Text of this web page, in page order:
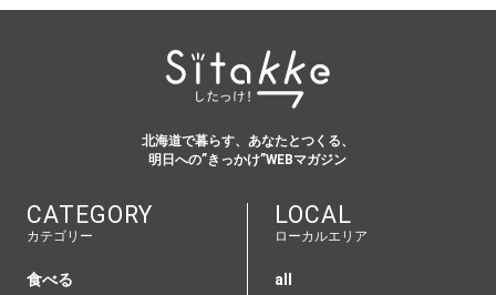
北海道で暮らす、あなたとつくる、
明日への”きっかけ”WEBマガジン
CATEGORY
カテゴリー
食べる
LOCAL
ローカルエリア
all